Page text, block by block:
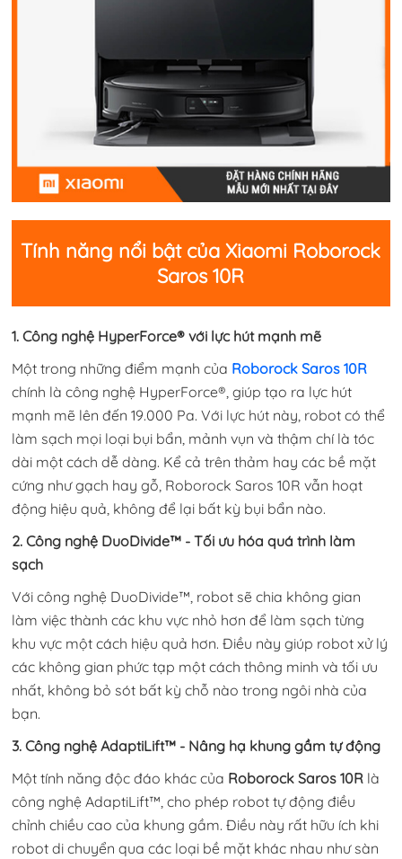
Tính năng nổi bật của Xiaomi Roborock
Saros 10R
1. Công nghệ HyperForce® với lực hút mạnh mẽ
Một trong những điểm mạnh của Roborock Saros 10R
chính là công nghệ HyperForce®, giúp tạo ra lực hút
mạnh mẽ lên đến 19.000 Pa. Với lực hút này, robot có thể
làm sạch mọi loại bụi bẩn, mảnh vụn và thậm chí là tóc
dài một cách dễ dàng. Kể cả trên thảm hay các bề mặt
cứng như gạch hay gỗ, Roborock Saros 10R vẫn hoạt
động hiệu quả, không để lại bất kỳ bụi bẩn nào.
2. Công nghệ DuoDivide™ - Tối ưu hóa quá trình làm
sạch
Với công nghệ DuoDivide™, robot sẽ chia không gian
làm việc thành các khu vực nhỏ hơn để làm sạch từng
khu vực một cách hiệu quả hơn. Điều này giúp robot xử lý
các không gian phức tạp một cách thông minh và tối ưu
nhất, không bỏ sót bất kỳ chỗ nào trong ngôi nhà của
bạn.
3. Công nghệ AdaptiLift™ - Nâng hạ khung gầm tự động
Một tính năng độc đáo khác của Roborock Saros 10R là
công nghệ AdaptiLift™, cho phép robot tự động điều
chỉnh chiều cao của khung gầm. Điều này rất hữu ích khi
robot di chuyển qua các loại bề mặt khác nhau như sàn